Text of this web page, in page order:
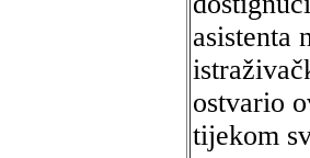
asistenta
ostvario
tijekom